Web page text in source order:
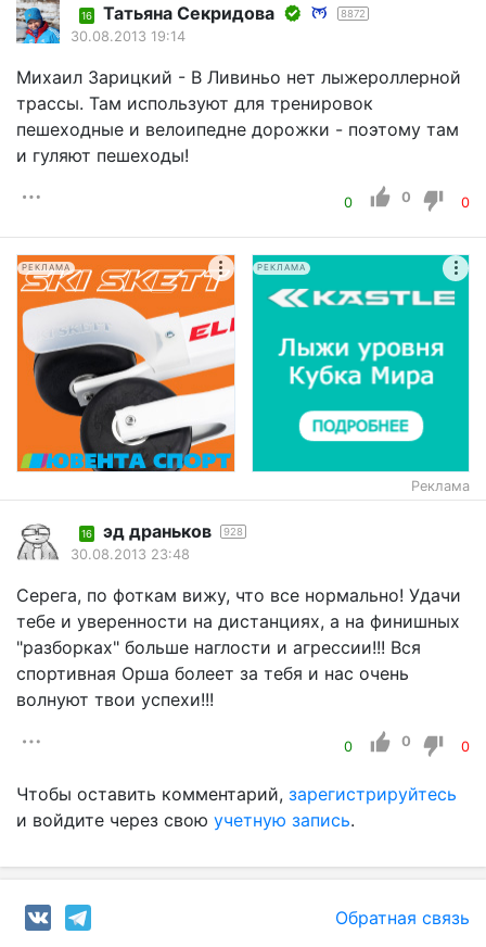
16 Татьяна Секридова 8872
30.08.2013 19:14
Михаил Зарицкий - В Ливиньо нет лыжероллерной
трассы. Там используют для тренировок
пешеходные и велоипедне дорожки - поэтому там
и гуляют пешеходы!
0 0 0
РЕКЛАМА РЕКЛАМА
Реклама
16 эд драньков 928
30.08.2013 23:48
Серега, по фоткам вижу, что все нормально! Удачи
тебе и уверенности на дистанциях, а на финишных
"разборках" больше наглости и агрессии!!! Вся
спортивная Орша болеет за тебя и нас очень
волнуют твои успехи!!!
0 0 0
Чтобы оставить комментарий, зарегистрируйтесь
и войдите через свою учетную запись.
Обратная связь